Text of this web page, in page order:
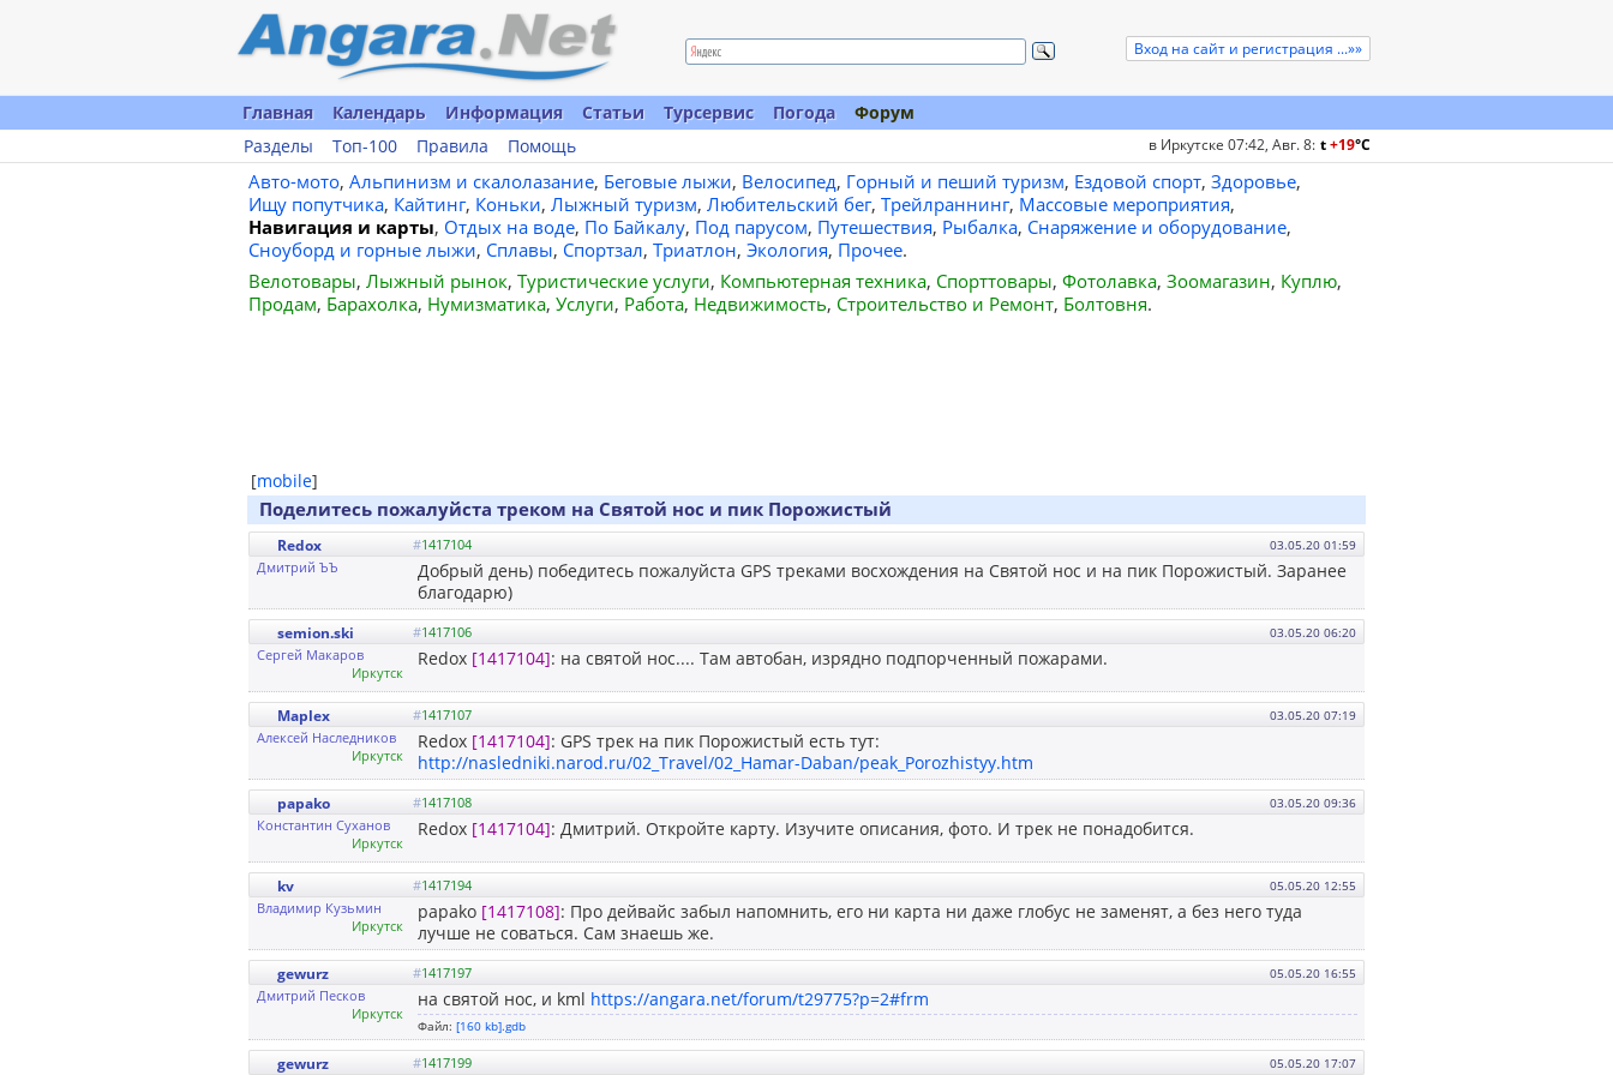
Вход на сайт и регистрация ...»»
Главная Календарь Информация Статьи Турсервис Погода
Форум
Разделы
Топ-100 Правила Помощь в Иркутске 07:42, Авг. 8: t+19°C
Авто-мото, Альпинизм и скалолазание, Беговые лыжи, Велосипед, Горный и пеший туризм, Ездовой спорт, Здоровье,
Ищу попутчика, Кайтинг, Коньки, Лыжный туризм, Любительский бег, Трейлраннинг, Массовые мероприятия,
Навигация и карты, Отдых на воде, По Байкалу, Под парусом, Путешествия, Рыбалка, Снаряжение и оборудование,
Сноуборд и горные лыжи, Сплавы, Спортзал, Триатлон, Экология, Прочее.
Велотовары, Лыжный рынок, Туристические услуги, Компьютерная техника, Спорттовары, Фотолавка, Зоомагазин, Куплю,
Продам, Барахолка, Нумизматика, Услуги, Работа, Недвижимость, Строительство и Ремонт, Болтовня.
[mobile]
Поделитесь пожалуйста треком на Святой нос и пик Порожистый
03.05.20 01:59
Redox #1417104
Дмитрий ЪЪ
Добрый день) победитесь пожалуйста GPS треками восхождения на Святой нос и на пик Порожистый. Заранее
благодарю)
03.05.20 06:20
semion.ski #1417106
Сергей Макаров
Иркутск
Redox [1417104]: на святой нос.... Там автобан, изрядно подпорченный пожарами.
03.05.20 07:19
Maplex #1417107
Алексей Наследников
Иркутск
Redox [1417104]: GPS трек на пик Порожистый есть тут:
http://nasledniki.narod.ru/02_Travel/02_Hamar-Daban/peak_Porozhistyy.htm
03.05.20 09:36
papako #1417108
Константин Суханов
Иркутск
Redox [1417104]: Дмитрий. Откройте карту. Изучите описания, фото. И трек не понадобится.
05.05.20 12:55
kv #1417194
Владимир Кузьмин
Иркутск
papako [1417108]: Про дейвайс забыл напомнить, его ни карта ни даже глобус не заменят, а без него туда
лучше не соваться. Сам знаешь же.
05.05.20 16:55
gewurz #1417197
Дмитрий Песков
Иркутск
на святой нос, и kml https://angara.net/forum/t29775?p=2#frm
Файл: [160 kb].gdb
05.05.20 17:07
gewurz #1417199